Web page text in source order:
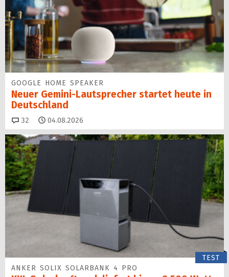
GOOGLE HOME SPEAKER
Neuer Gemini-Laut­spre­cher startet heu­te in
Deutschland
32 Kommentare
04.08.2026
TEST
ANKER SOLIX SOLARBANK 4 PRO